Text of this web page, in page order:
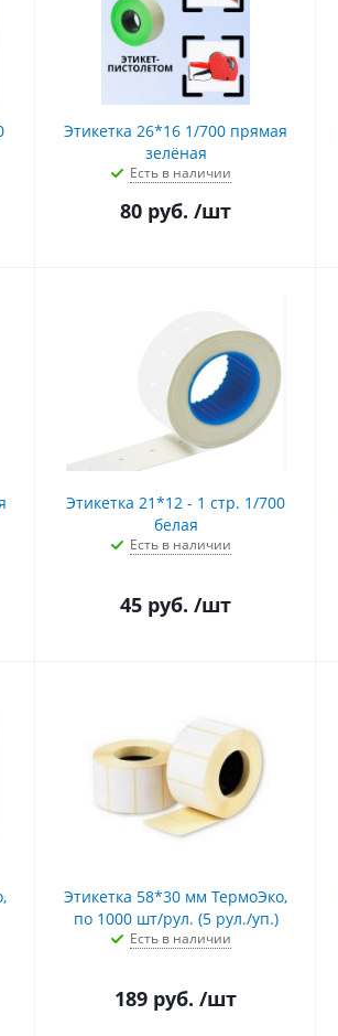
Этикетка 26*16 1/700 прямая
зелёная
Есть в наличии
80 руб. /шт
Этикетка 21*12 - 1 стр. 1/700
белая
Есть в наличии
45 руб. /шт
Этикетка 58*30 мм ТермоЭко,
по 1000 шт/рул. (5 рул./уп.)
Есть в наличии
189 руб. /шт